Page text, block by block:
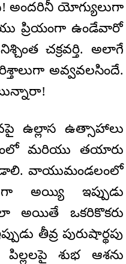
అందరినీ యోగ్యులుగా
ప్రియంగా ఉండేవారో
చక్రవర్తి. అలాగే
అవ్వవలసిందే.
ఉల్లాస ఉత్సాహాలు
మరియు తయారు
వాయుమండలంలో
అయ్యి ఇప్పుడు
అయితే ఒకరికొకరు
తీవ్ర పురుషార్థపు
శుభ ఆశను